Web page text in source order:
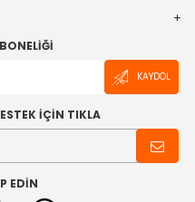
KAYDOL
İÇİN TIKLA
EDIN